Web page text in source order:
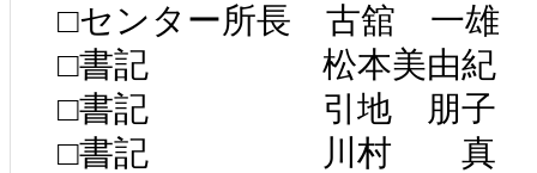
□センター所長 古舘 一雄
□書記 松本美由紀
□書記 引地 朋子
□書記 川村 真